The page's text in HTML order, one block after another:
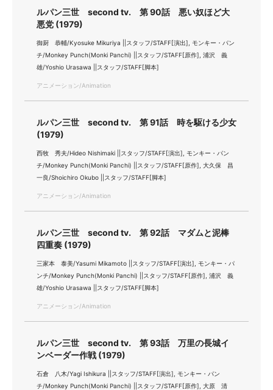
ルパン三世 second tv. 第 90話 悪い奴ほど大
悪党 (1979)
御厨 恭輔/Kyosuke Mikuriya ||スタッフ/STAFF[演出], モンキー・パン
チ/Monkey Punch(Monki Panchi) ||スタッフ/STAFF[原作], 浦沢 義
雄/Yoshio Urasawa ||スタッフ/STAFF[脚本]
アニメーション/Animation
ルパン三世 second tv. 第 91話 時を駆ける少女
(1979)
西牧 秀夫/Hideo Nishimaki ||スタッフ/STAFF[演出], モンキー・パン
チ/Monkey Punch(Monki Panchi) ||スタッフ/STAFF[原作], 大久保 昌
一良/Shoichiro Okubo ||スタッフ/STAFF[脚本]
アニメーション/Animation
ルパン三世 second tv. 第 92話 マダムと泥棒
四重奏 (1979)
三家本 泰美/Yasumi Mikamoto ||スタッフ/STAFF[演出], モンキー・パ
ンチ/Monkey Punch(Monki Panchi) ||スタッフ/STAFF[原作], 浦沢 義
雄/Yoshio Urasawa ||スタッフ/STAFF[脚本]
アニメーション/Animation
ルパン三世 second tv. 第 93話 万里の長城イ
ンベーダー作戦 (1979)
石倉 八木/Yagi Ishikura ||スタッフ/STAFF[演出], モンキー・パン
チ/Monkey Punch(Monki Panchi) ||スタッフ/STAFF[原作], 大原 清